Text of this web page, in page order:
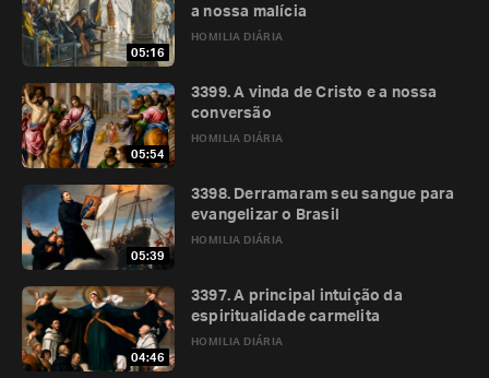
05:16
HOMILIA DIÁRIA
a nossa malícia
05:54
HOMILIA DIÁRIA
3399. A vinda de Cristo e a nossa
conversão
05:39
HOMILIA DIÁRIA
3398. Derramaram seu sangue para
evangelizar o Brasil
04:46
HOMILIA DIÁRIA
3397. A principal intuição da
espiritualidade carmelita